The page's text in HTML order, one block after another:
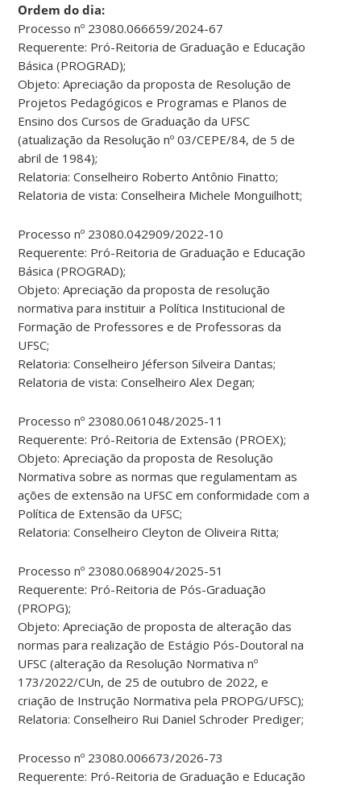
Ordem do dia:
Processo nº 23080.066659/2024-67
Requerente: Pró-Reitoria de Graduação e Educação
Básica (PROGRAD);
Objeto: Apreciação da proposta de Resolução de
Projetos Pedagógicos e Programas e Planos de
Ensino dos Cursos de Graduação da UFSC
(atualização da Resolução nº 03/CEPE/84, de 5 de
abril de 1984);
Relatoria: Conselheiro Roberto Antônio Finatto;
Relatoria de vista: Conselheira Michele Monguilhott;
Processo nº 23080.042909/2022-10
Requerente: Pró-Reitoria de Graduação e Educação
Básica (PROGRAD);
Objeto: Apreciação da proposta de resolução
normativa para instituir a Política Institucional de
Formação de Professores e de Professoras da
UFSC;
Relatoria: Conselheiro Jéferson Silveira Dantas;
Relatoria de vista: Conselheiro Alex Degan;
Processo nº 23080.061048/2025-11
Requerente: Pró-Reitoria de Extensão (PROEX);
Objeto: Apreciação da proposta de Resolução
Normativa sobre as normas que regulamentam as
ações de extensão na UFSC em conformidade com a
Política de Extensão da UFSC;
Relatoria: Conselheiro Cleyton de Oliveira Ritta;
Processo nº 23080.068904/2025-51
Requerente: Pró-Reitoria de Pós-Graduação
(PROPG);
Objeto: Apreciação de proposta de alteração das
normas para realização de Estágio Pós-Doutoral na
UFSC (alteração da Resolução Normativa nº
173/2022/CUn, de 25 de outubro de 2022, e
criação de Instrução Normativa pela PROPG/UFSC);
Relatoria: Conselheiro Rui Daniel Schroder Prediger;
Processo nº 23080.006673/2026-73
Requerente: Pró-Reitoria de Graduação e Educação